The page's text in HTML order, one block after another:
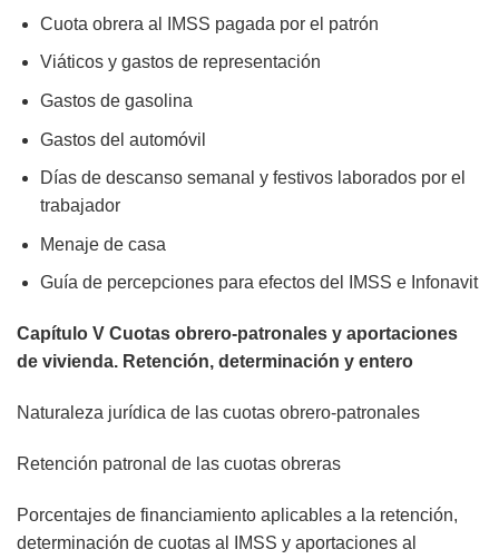
Cuota obrera al IMSS pagada por el patrón
Viáticos y gastos de representación
Gastos de gasolina
Gastos del automóvil
Días de descanso semanal y festivos laborados por el
trabajador
Menaje de casa
Guía de percepciones para efectos del IMSS e Infonavit
Capítulo V Cuotas obrero-patronales y aportaciones
de vivienda. Retención, determinación y entero
Naturaleza jurídica de las cuotas obrero-patronales
Retención patronal de las cuotas obreras
Porcentajes de financiamiento aplicables a la retención,
determinación de cuotas al IMSS y aportaciones al